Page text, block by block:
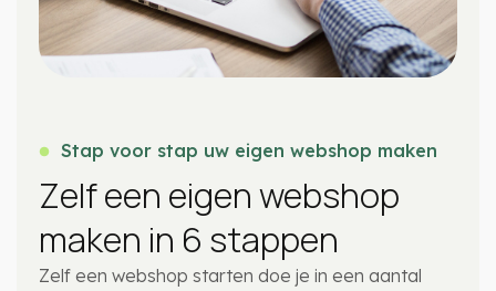
Stap voor stap uw eigen webshop maken
Zelf een eigen webshop
maken in 6 stappen
Zelf een webshop starten doe je in een aantal